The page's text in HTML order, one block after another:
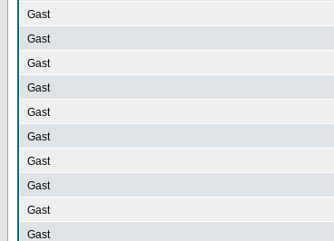
Gast
Gast
Gast
Gast
Gast
Gast
Gast
Gast
Gast
Gast